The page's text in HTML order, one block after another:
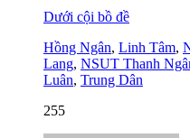
Dưới cội bồ đề
Hồng Ngân, Linh Tâm,
Lang, NSUT Thanh
Luân, Trung Dân
255